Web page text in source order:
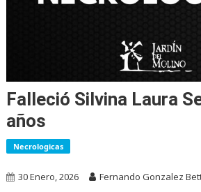
Falleció Silvina Laura
años
Necrologicas
30 Enero, 2026 Fernando Gonzalez